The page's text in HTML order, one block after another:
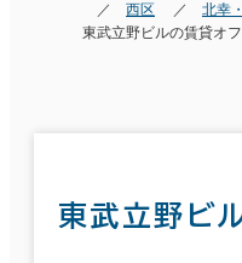
西区
北幸
東武立野ビルの賃貸オ
東武立野ビ